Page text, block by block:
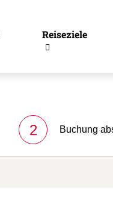
Reiseziele
2 Buchung